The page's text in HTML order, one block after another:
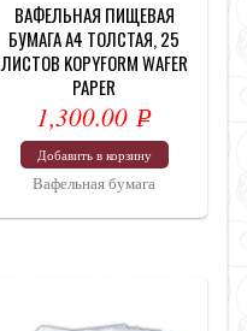
ВАФЕЛЬНАЯ ПИЩЕВАЯ
БУМАГА А4 ТОЛСТАЯ, 25
ЛИСТОВ KOPYFORM WAFER
PAPER
1,300.00Р
УБ.
Добавить в корзину
Вафельная бумага